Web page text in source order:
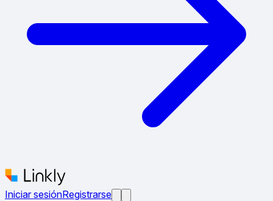
Iniciar sesiónRegistrarse